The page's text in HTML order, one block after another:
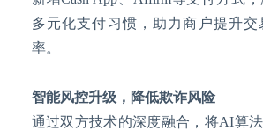
多元化支付习惯，助力商户提升交
率。
智能风控升级，降低欺诈风险
通过双方技术的深度融合，将AI算